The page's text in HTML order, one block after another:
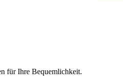
für Ihre Bequemlichkeit.